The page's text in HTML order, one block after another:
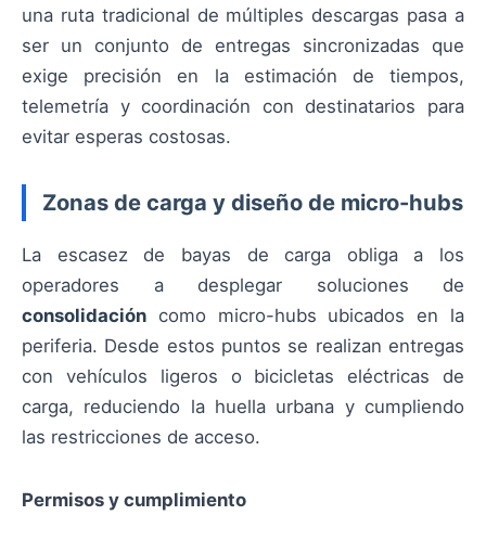
una ruta tradicional de múltiples descargas pasa a
ser un conjunto de entregas sincronizadas que
exige precisión en la estimación de tiempos,
telemetría y coordinación con destinatarios para
evitar esperas costosas.
Zonas de carga y diseño de micro-hubs
La escasez de bayas de carga obliga a los
operadores a desplegar soluciones de
consolidación como micro-hubs ubicados en la
periferia. Desde estos puntos se realizan entregas
con vehículos ligeros o bicicletas eléctricas de
carga, reduciendo la huella urbana y cumpliendo
las restricciones de acceso.
Permisos y cumplimiento